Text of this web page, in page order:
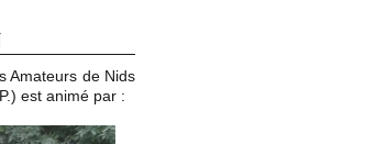
Amateurs de Nids
est animé par :